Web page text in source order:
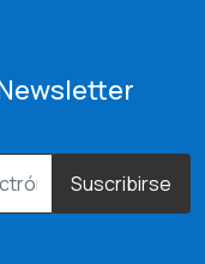
Suscribirse